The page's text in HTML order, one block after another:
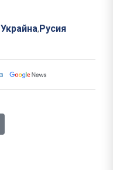
Украйна, Русия